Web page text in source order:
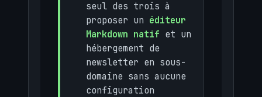
seul des trois à
proposer un éditeur
Markdown natif et un
hébergement de
newsletter en sous-
domaine sans aucune
configuration